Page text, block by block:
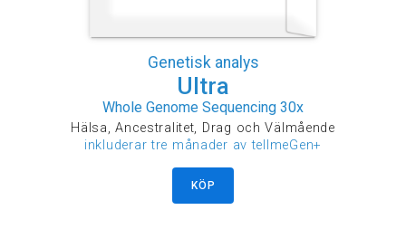
Genetisk analys
Ultra
Whole Genome Sequencing 30x
Hälsa, Ancestralitet, Drag och Välmående
inkluderar tre månader av tellmeGen+
KÖP